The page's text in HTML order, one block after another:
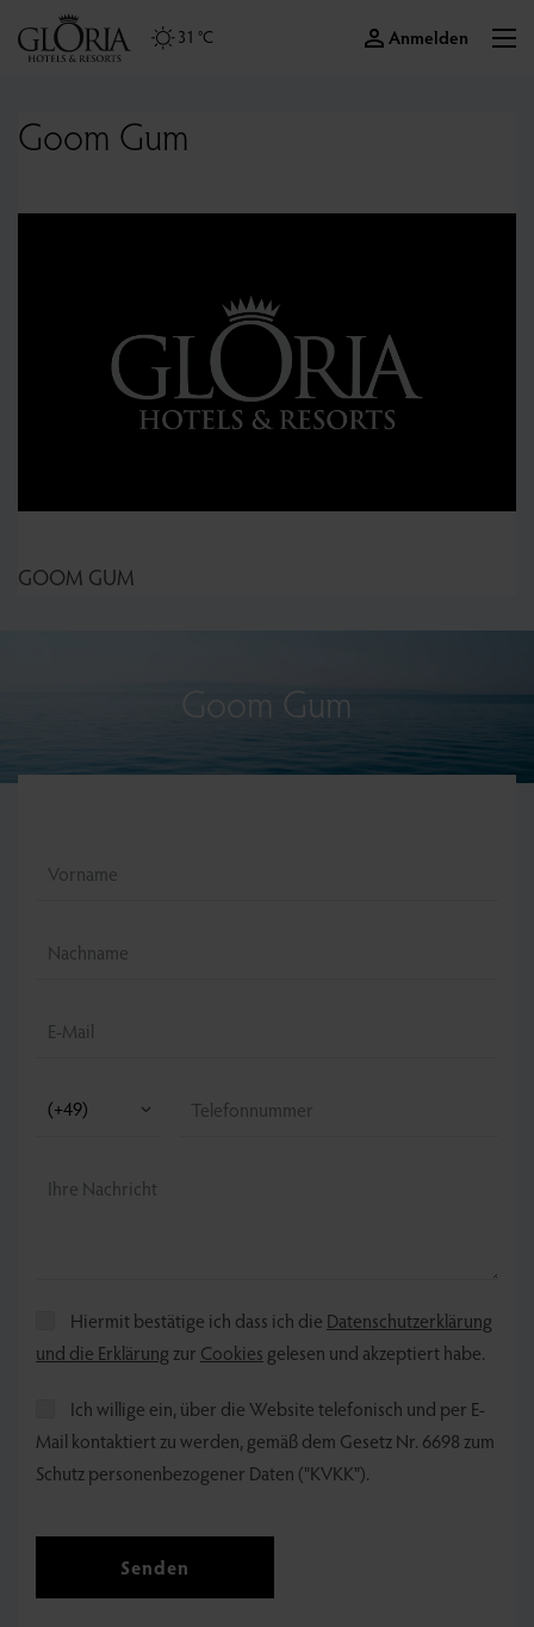
31 °C Anmelden
Goom Gum
GOOM GUM
Goom Gum
Hiermit bestätige ich dass ich die Datenschutzerklärung
und die Erklärung zur Cookies gelesen und akzeptiert habe.
Ich willige ein, über die Website telefonisch und per E-
Mail kontaktiert zu werden, gemäß dem Gesetz Nr. 6698 zum
Schutz personenbezogener Daten ("KVKK").
Senden